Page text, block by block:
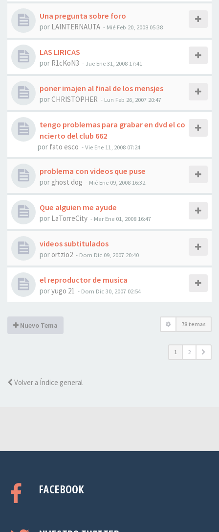
Una pregunta sobre foro
por LAINTERNAUTA - Mié Feb 20, 2008 05:38
LAS LIRICAS
por R1cKoN3 -Jue Ene 31, 2008 17:41
poner imajen al final de los mensjes
por CHRISTOPHER - Lun Feb 26, 2007 20:47
tengo problemas para grabar en dvd el co
ncierto del club 662
por fato esco -Vie Ene 11, 2008 07:24
problema con videos que puse
por ghost dog - Mié Ene 09, 2008 16:32
Que alguien me ayude
por LaTorreCity - Mar Ene 01, 2008 16:47
videos subtitulados
por ortzio2 - Dom Dic 09, 2007 20:40
el reproductor de musica
poryugo 21 - Dom Dic 30, 2007 02:54
Nuevo Tema 78 temas
1 2
Volver a Índice general
FACEBOOK